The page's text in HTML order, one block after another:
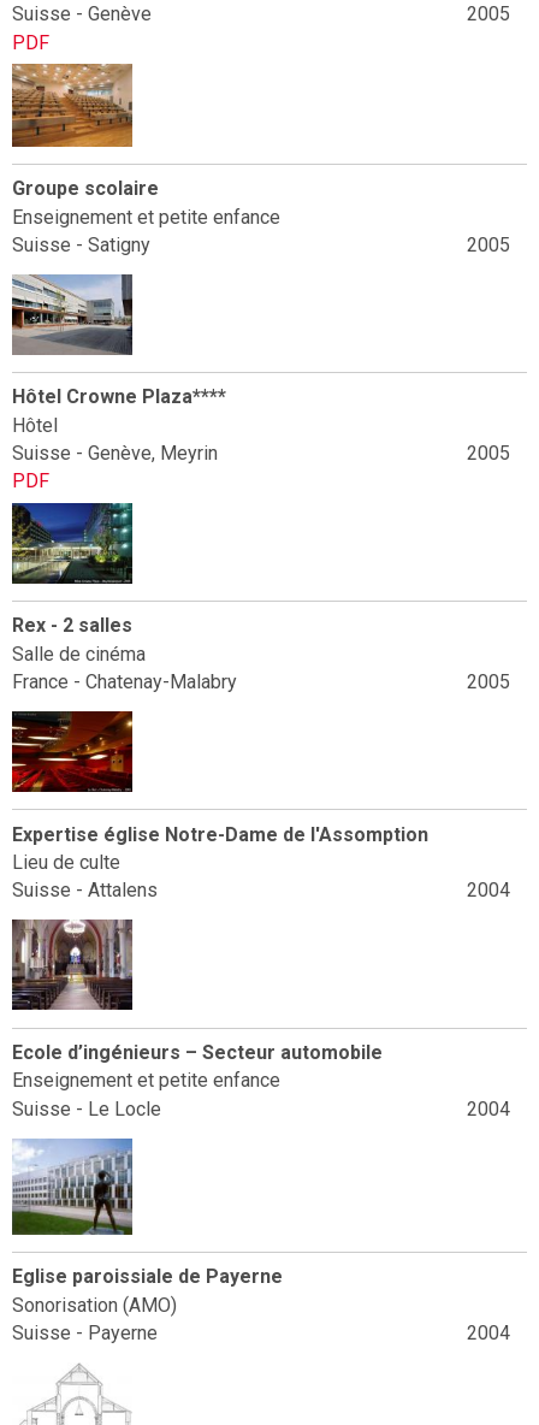
2005
Suisse - Genève
PDF
Groupe scolaire
Enseignement et petite enfance
2005
Suisse - Satigny
Hôtel Crowne Plaza****
Hôtel
2005
Suisse - Genève, Meyrin
PDF
Rex - 2 salles
Salle de cinéma
2005
France - Chatenay-Malabry
Expertise église Notre-Dame de l'Assomption
Lieu de culte
2004
Suisse - Attalens
Ecole d’ingénieurs – Secteur automobile
Enseignement et petite enfance
2004
Suisse - Le Locle
Eglise paroissiale de Payerne
Sonorisation (AMO)
2004
Suisse - Payerne